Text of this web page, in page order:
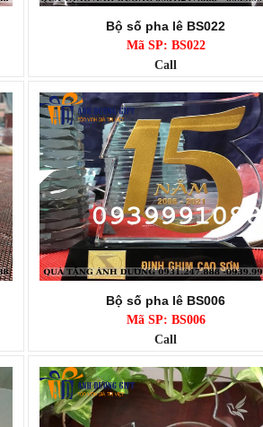
Bộ số pha lê BS022
Mã SP: BS022
Call
Bộ số pha lê BS006
Mã SP: BS006
Call